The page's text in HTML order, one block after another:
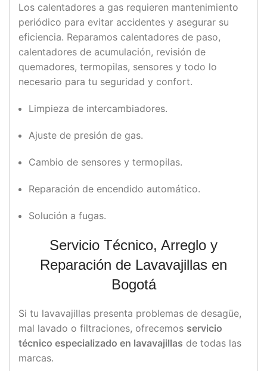
Los calentadores a gas requieren mantenimiento
periódico para evitar accidentes y asegurar su
eficiencia. Reparamos calentadores de paso,
calentadores de acumulación, revisión de
quemadores, termopilas, sensores y todo lo
necesario para tu seguridad y confort.
Limpieza de intercambiadores.
Ajuste de presión de gas.
Cambio de sensores y termopilas.
Reparación de encendido automático.
Solución a fugas.
Servicio Técnico, Arreglo y
Reparación de Lavavajillas en
Bogotá
Si tu lavavajillas presenta problemas de desagüe,
mal lavado o filtraciones, ofrecemos servicio
técnico especializado en lavavajillas de todas las
marcas.